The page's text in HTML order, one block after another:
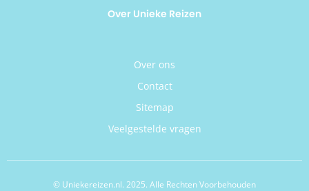
Over Unieke Reizen
Over ons
Contact
Sitemap
Veelgestelde vragen
© Uniekereizen.nl. 2025. Alle Rechten Voorbehouden